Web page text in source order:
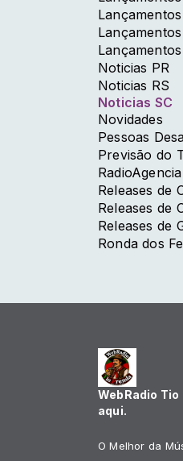
Noticias PR
Noticias RS
Noticias SC
Novidades
Pessoas
Previsão do
RadioAgencia
Releases de
Releases de
Releases de
Ronda dos
WebRadio
aqui.
O Melhor da